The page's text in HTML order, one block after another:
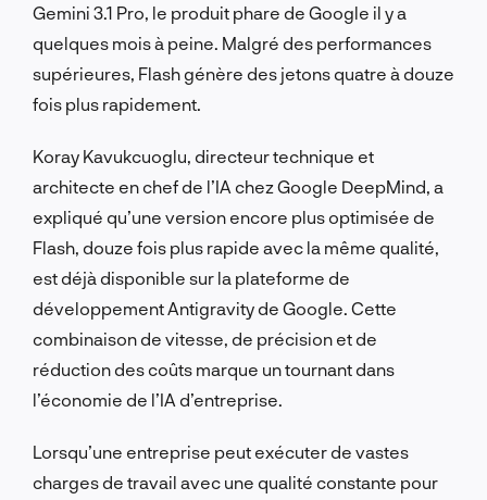
Gemini 3.1 Pro, le produit phare de Google il y a
quelques mois à peine. Malgré des performances
supérieures, Flash génère des jetons quatre à douze
fois plus rapidement.
Koray Kavukcuoglu, directeur technique et
architecte en chef de l’IA chez Google DeepMind, a
expliqué qu’une version encore plus optimisée de
Flash, douze fois plus rapide avec la même qualité,
est déjà disponible sur la plateforme de
développement Antigravity de Google. Cette
combinaison de vitesse, de précision et de
réduction des coûts marque un tournant dans
l’économie de l’IA d’entreprise.
Lorsqu’une entreprise peut exécuter de vastes
charges de travail avec une qualité constante pour